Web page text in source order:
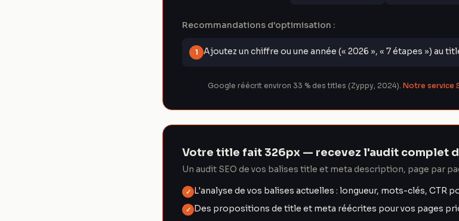
Recommandations d'optimisation :
1 Ajoutez un chiffre ou une année (« 2026 », « 7 étapes ») au
Google réécrit environ 33 % des titles (Zyppy, 2024). Notre service
Votre title fait 326px — recevez l'audit complet
Un audit SEO de vos balises title et meta description, page par
✓ L'analyse de vos balises actuelles : longueur, mots-clés, CTR
✓ Des propositions de title et meta réécrites pour vos pages